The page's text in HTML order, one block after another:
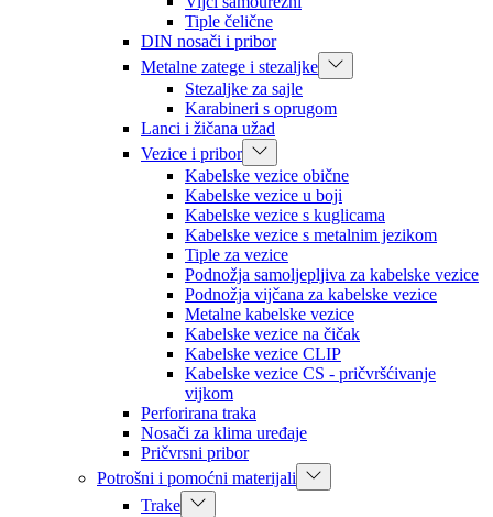
Tiple čelične
DIN nosači i pribor
Metalne zatege i stezaljke
Stezaljke za sajle
Karabineri s oprugom
Lanci i žičana užad
Vezice i pribor
Kabelske vezice obične
Kabelske vezice u boji
Kabelske vezice s kuglicama
Kabelske vezice s metalnim jezikom
Tiple za vezice
Podnožja samoljepljiva za kabelske vezice
Podnožja vijčana za kabelske vezice
Metalne kabelske vezice
Kabelske vezice na čičak
Kabelske vezice CLIP
Kabelske vezice CS - pričvršćivanje
vijkom
Perforirana traka
Nosači za klima uređaje
Pričvrsni pribor
Potrošni i pomoćni materijali
Trake